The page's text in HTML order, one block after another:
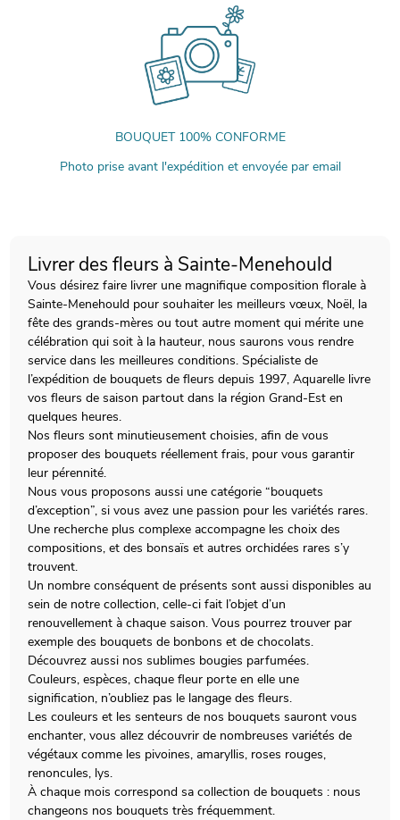
BOUQUET 100% CONFORME
Photo prise avant l'expédition et envoyée par email
Livrer des fleurs à Sainte-Menehould
Vous désirez faire livrer une magnifique composition florale à
Sainte-Menehould pour souhaiter les meilleurs vœux, Noël, la
fête des grands-mères ou tout autre moment qui mérite une
célébration qui soit à la hauteur, nous saurons vous rendre
service dans les meilleures conditions. Spécialiste de
l’expédition de bouquets de fleurs depuis 1997, Aquarelle livre
vos fleurs de saison partout dans la région Grand-Est en
quelques heures.
Nos fleurs sont minutieusement choisies, afin de vous
proposer des bouquets réellement frais, pour vous garantir
leur pérennité.
Nous vous proposons aussi une catégorie “bouquets
d’exception”, si vous avez une passion pour les variétés rares.
Une recherche plus complexe accompagne les choix des
compositions, et des bonsaïs et autres orchidées rares s’y
trouvent.
Un nombre conséquent de présents sont aussi disponibles au
sein de notre collection, celle-ci fait l’objet d’un
renouvellement à chaque saison. Vous pourrez trouver par
exemple des bouquets de bonbons et de chocolats.
Découvrez aussi nos sublimes bougies parfumées.
Couleurs, espèces, chaque fleur porte en elle une
signification, n’oubliez pas le langage des fleurs.
Les couleurs et les senteurs de nos bouquets sauront vous
enchanter, vous allez découvrir de nombreuses variétés de
végétaux comme les pivoines, amaryllis, roses rouges,
renoncules, lys.
À chaque mois correspond sa collection de bouquets : nous
changeons nos bouquets très fréquemment.